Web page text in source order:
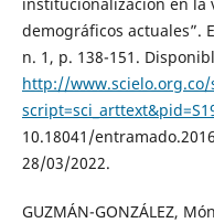
demográficos actuales”.
n. 1, p. 138-151.
http://www.scielo.org.co/
10.18041/
28/03/2022.
GUZMÁN-GONZÁLEZ,